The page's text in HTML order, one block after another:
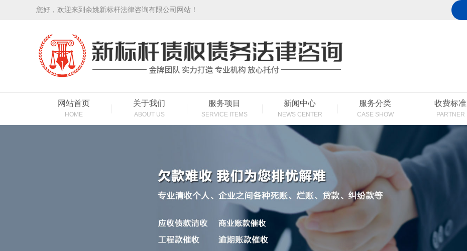
您好，欢迎来到余姚新标杆法律咨询有限公司网站！
网站首页
HOME
关于我们
ABOUT US
服务项目
SERVICE ITEMS
新闻中心
NEWS CENTER
服务分类
CASE SHOW
收费标准
PARTNER